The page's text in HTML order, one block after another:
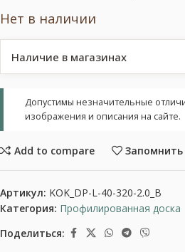
Нет в наличии
Наличие в магазинах
Допустимы незначительные
изображения и описания на сайте.
Add to compare Запомнить
Артикул: KOK_DP-L-40-320-2.0_B
Категория: Профилированная доска
Поделиться: